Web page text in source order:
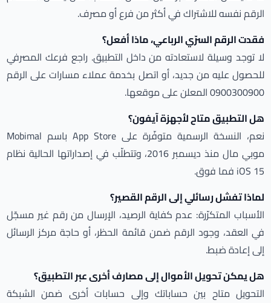
الرقم نفسه للاشتراك في أكثر من فرع أو مصرف.
فقدت الرقم السرّي الرباعي، ماذا أفعل؟
لا توجد وسيلة لاستعادته من داخل التطبيق. راجع فرعك المصرفي
للحصول عليه من جديد، أو اتصل بخدمة عملاء مسارات على الرقم
0900300900 المعلن على موقعها.
هل التطبيق متاح لأجهزة آيفون؟
نعم، النسخة الرسمية متوفّرة على App Store باسم Mobimal
موبي مال منذ ديسمبر 2016، وتتطلّب في إصداراتها الحالية نظام
iOS 15 فما فوق.
لماذا تفشل رسائلي إلى الرقم القصير؟
الأسباب المتكرّرة: عدم كفاية الرصيد، الإرسال من رقم غير مسجّل
في العقد، وجود الرقم ضمن قائمة الحظر، أو حاجة مركز الرسائل
إلى إعادة ضبط.
هل يمكن تحويل الأموال إلى مصارف أخرى عبر التطبيق؟
التحويل متاح بين حساباتك وإلى حسابات أخرى ضمن الشبكة